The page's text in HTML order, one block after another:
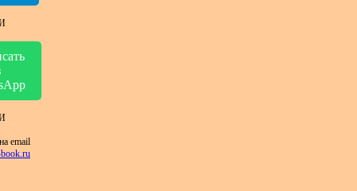
email